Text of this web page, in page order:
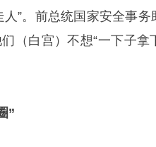
”。前总统国家安全事务
（白宫）不想“一下子拿
”